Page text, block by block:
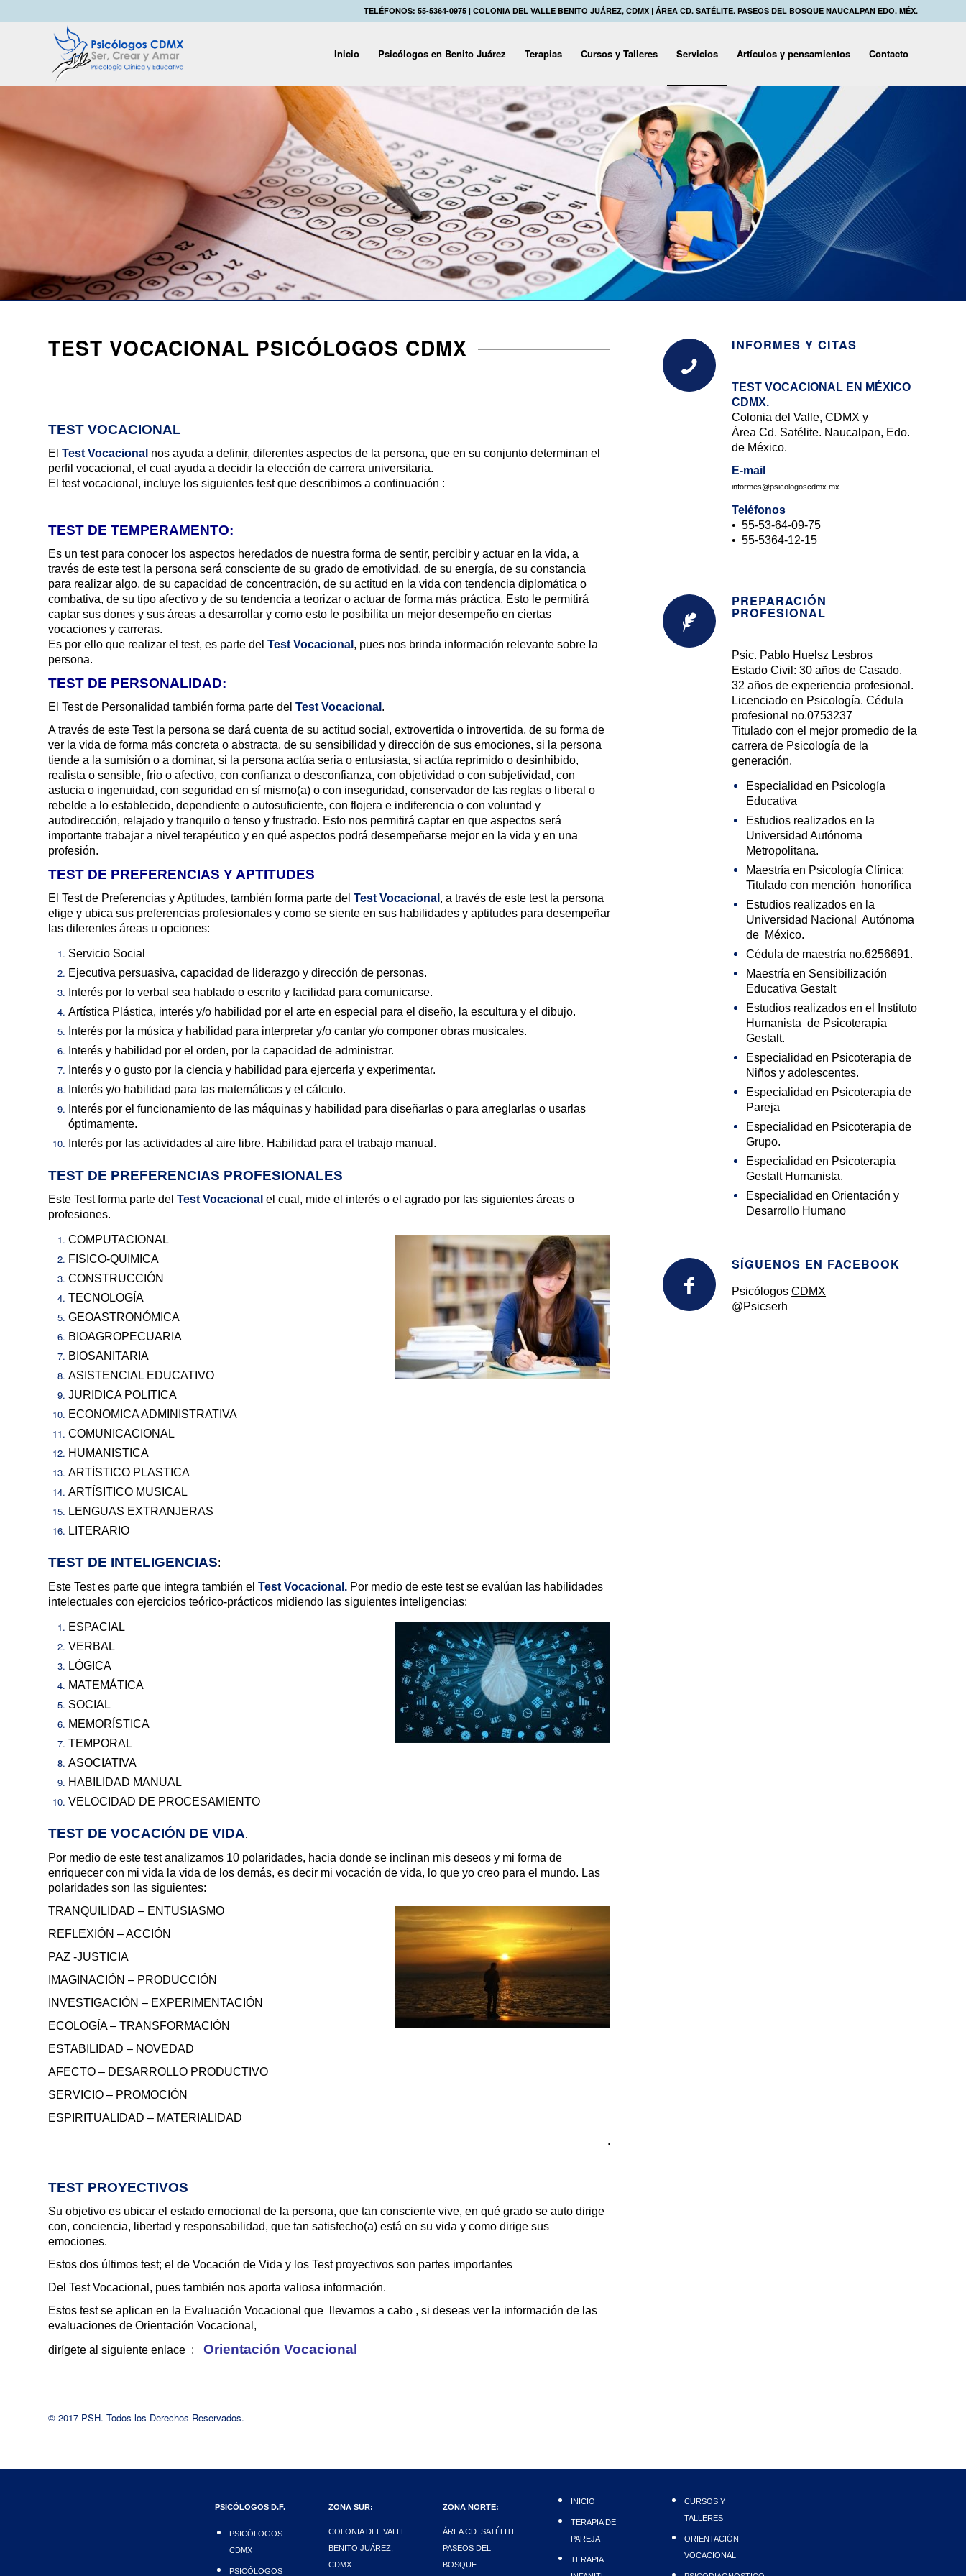
TELÉFONOS: 55-5364-0975 | COLONIA DEL VALLE BENITO JUÁREZ, CDMX | ÁREA CD. SATÉLITE. PASEOS DEL BOSQUE NAUCALPAN EDO. MÉX.
Inicio Psicólogos en Benito Juárez Terapias Cursos y Talleres Servicios Artículos y pensamientos Contacto
TEST VOCACIONAL PSICÓLOGOS CDMX
TEST VOCACIONAL
El Test Vocacional nos ayuda a definir, diferentes aspectos de la persona, que en su conjunto determinan el
perfil vocacional, el cual ayuda a decidir la elección de carrera universitaria.
El test vocacional, incluye los siguientes test que describimos a continuación :
TEST DE TEMPERAMENTO:
Es un test para conocer los aspectos heredados de nuestra forma de sentir, percibir y actuar en la vida, a
través de este test la persona será consciente de su grado de emotividad, de su energía, de su constancia
para realizar algo, de su capacidad de concentración, de su actitud en la vida con tendencia diplomática o
combativa, de su tipo afectivo y de su tendencia a teorizar o actuar de forma más práctica. Esto le permitirá
captar sus dones y sus áreas a desarrollar y como esto le posibilita un mejor desempeño en ciertas
vocaciones y carreras.
Es por ello que realizar el test, es parte del Test Vocacional , pues nos brinda información relevante sobre la
persona.
TEST DE PERSONALIDAD:
El Test de Personalidad también forma parte del Test Vocacional .
A través de este Test la persona se dará cuenta de su actitud social, extrovertida o introvertida, de su forma de
ver la vida de forma más concreta o abstracta, de su sensibilidad y dirección de sus emociones, si la persona
tiende a la sumisión o a dominar, si la persona actúa seria o entusiasta, si actúa reprimido o desinhibido,
realista o sensible, frio o afectivo, con confianza o desconfianza, con objetividad o con subjetividad, con
astucia o ingenuidad, con seguridad en sí mismo(a) o con inseguridad, conservador de las reglas o liberal o
rebelde a lo establecido, dependiente o autosuficiente, con flojera e indiferencia o con voluntad y
autodirección, relajado y tranquilo o tenso y frustrado. Esto nos permitirá captar en que aspectos será
importante trabajar a nivel terapéutico y en qué aspectos podrá desempeñarse mejor en la vida y en una
profesión.
TEST DE PREFERENCIAS Y APTITUDES
El Test de Preferencias y Aptitudes, también forma parte del Test Vocacional , a través de este test la persona
elige y ubica sus preferencias profesionales y como se siente en sus habilidades y aptitudes para desempeñar
las diferentes áreas u opciones:
Servicio Social
Ejecutiva persuasiva, capacidad de liderazgo y dirección de personas.
Interés por lo verbal sea hablado o escrito y facilidad para comunicarse.
Artística Plástica, interés y/o habilidad por el arte en especial para el diseño, la escultura y el dibujo.
Interés por la música y habilidad para interpretar y/o cantar y/o componer obras musicales.
Interés y habilidad por el orden, por la capacidad de administrar.
Interés y o gusto por la ciencia y habilidad para ejercerla y experimentar.
Interés y/o habilidad para las matemáticas y el cálculo.
Interés por el funcionamiento de las máquinas y habilidad para diseñarlas o para arreglarlas o usarlas
óptimamente.
Interés por las actividades al aire libre. Habilidad para el trabajo manual.
TEST DE PREFERENCIAS PROFESIONALES
Este Test forma parte del Test Vocacional el cual, mide el interés o el agrado por las siguientes áreas o
profesiones.
COMPUTACIONAL
FISICO-QUIMICA
CONSTRUCCIÓN
TECNOLOGÍA
GEOASTRONÓMICA
BIOAGROPECUARIA
BIOSANITARIA
ASISTENCIAL EDUCATIVO
JURIDICA POLITICA
ECONOMICA ADMINISTRATIVA
COMUNICACIONAL
HUMANISTICA
ARTÍSTICO PLASTICA
ARTÍSITICO MUSICAL
LENGUAS EXTRANJERAS
LITERARIO
TEST DE INTELIGENCIAS:
Este Test es parte que integra también el Test Vocacional. Por medio de este test se evalúan las habilidades
intelectuales con ejercicios teórico-prácticos midiendo las siguientes inteligencias:
ESPACIAL
VERBAL
LÓGICA
MATEMÁTICA
SOCIAL
MEMORÍSTICA
TEMPORAL
ASOCIATIVA
HABILIDAD MANUAL
VELOCIDAD DE PROCESAMIENTO
TEST DE VOCACIÓN DE VIDA
Por medio de este test analizamos 10 polaridades, hacia donde se inclinan mis deseos y mi forma de
enriquecer con mi vida la vida de los demás, es decir mi vocación de vida, lo que yo creo para el mundo. Las
polaridades son las siguientes:
TRANQUILIDAD – ENTUSIASMO
REFLEXIÓN – ACCIÓN
PAZ -JUSTICIA
IMAGINACIÓN – PRODUCCIÓN
INVESTIGACIÓN – EXPERIMENTACIÓN
ECOLOGÍA – TRANSFORMACIÓN
ESTABILIDAD – NOVEDAD
AFECTO – DESARROLLO PRODUCTIVO
SERVICIO – PROMOCIÓN
ESPIRITUALIDAD – MATERIALIDAD
.
TEST PROYECTIVOS
Su objetivo es ubicar el estado emocional de la persona, que tan consciente vive, en qué grado se auto dirige
con, conciencia, libertad y responsabilidad, que tan satisfecho(a) está en su vida y como dirige sus
emociones.
Estos dos últimos test; el de Vocación de Vida y los Test proyectivos son partes importantes
Del Test Vocacional, pues también nos aporta valiosa información.
Estos test se aplican en la Evaluación Vocacional que llevamos a cabo , si deseas ver la información de las
evaluaciones de Orientación Vocacional,
dirígete al siguiente enlace : Orientación Vocacional
INFORMES Y CITAS
TEST VOCACIONAL EN MÉXICO
CDMX.
Colonia del Valle, CDMX y
Área Cd. Satélite. Naucalpan, Edo.
de México.
E-mail
informes@psicologoscdmx.mx
Teléfonos
• 55-53-64-09-75
• 55-5364-12-15
PREPARACIÓN
PROFESIONAL
Psic. Pablo Huelsz Lesbros
Estado Civil: 30 años de Casado.
32 años de experiencia profesional.
Licenciado en Psicología. Cédula
profesional no.0753237
Titulado con el mejor promedio de la
carrera de Psicología de la
generación.
Especialidad en Psicología
Educativa
Estudios realizados en la
Universidad Autónoma
Metropolitana.
Maestría en Psicología Clínica;
Titulado con mención honorífica
Estudios realizados en la
Universidad Nacional Autónoma
de México.
Cédula de maestría no.6256691.
Maestría en Sensibilización
Educativa Gestalt
Estudios realizados en el Instituto
Humanista de Psicoterapia
Gestalt.
Especialidad en Psicoterapia de
Niños y adolescentes.
Especialidad en Psicoterapia de
Pareja
Especialidad en Psicoterapia de
Grupo.
Especialidad en Psicoterapia
Gestalt Humanista.
Especialidad en Orientación y
Desarrollo Humano
SÍGUENOS EN FACEBOOK
PsicólogosCDMX
@Psicserh
© 2017 PSH. Todos los Derechos Reservados.
PSICÓLOGOS D.F.
PSICÓLOGOS
CDMX
PSICÓLOGOS
ZONA SUR:
COLONIA DEL VALLE
BENITO JUÁREZ,
CDMX
ZONA NORTE:
ÁREA CD. SATÉLITE.
PASEOS DEL
BOSQUE
INICIO
TERAPIA DE
PAREJA
TERAPIA
CURSOS Y
TALLERES
ORIENTACIÓN
VOCACIONAL